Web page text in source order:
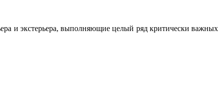
и экстерьера, выполняющие целый ряд критически важных